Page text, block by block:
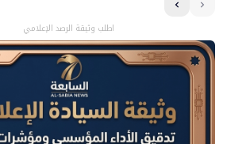
اطلب وثيقة الرصد الإعلامي